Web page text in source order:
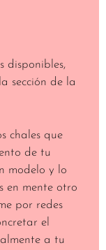
disponibles,
sección de la
chales que
de tu
modelo y lo
en mente otro
por redes
el
a tu